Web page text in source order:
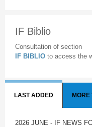
IF Biblio
Consultation of section
IF BIBLIO to access the
LAST ADDED MORE
2026 JUNE - IF NEWS